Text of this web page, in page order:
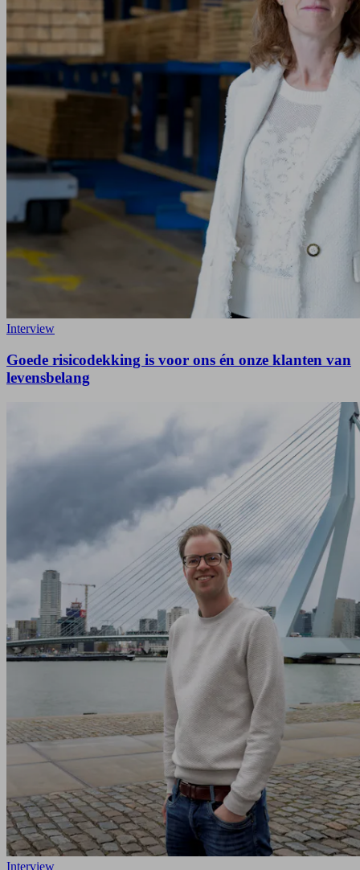
Interview
Goede risicodekking is voor ons én onze klanten van
levensbelang
Interview